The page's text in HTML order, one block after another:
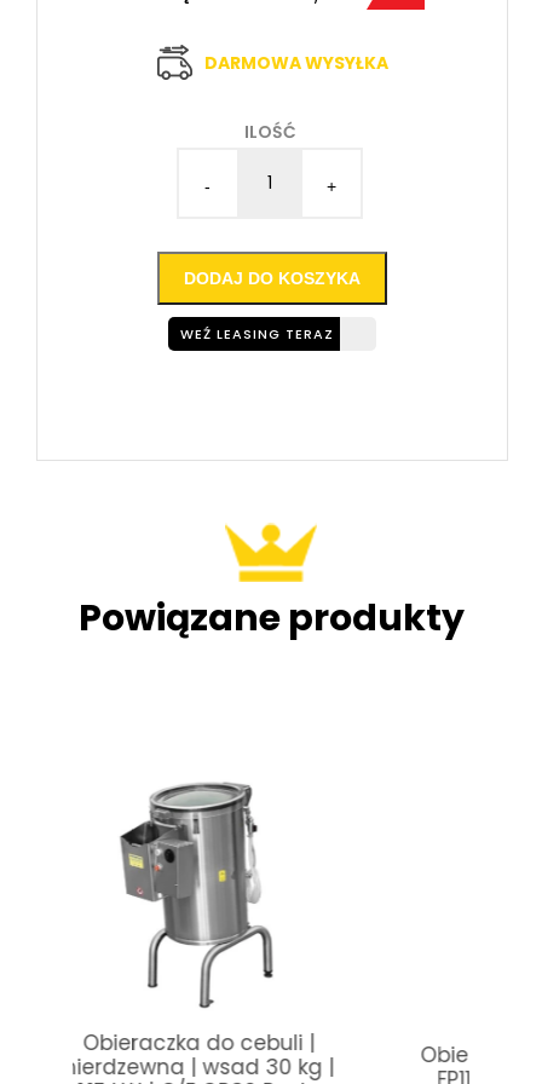
DARMOWA WYSYŁKA
ILOŚĆ
- +
DODAJ DO KOSZYKA
WEŹ LEASING TERAZ
Powiązane produkty
Obieraczka do ziemniaków